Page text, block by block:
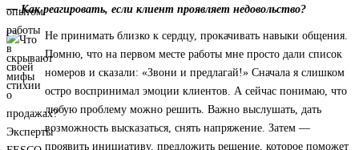
— Как реагировать, если клиент проявляет недовольство?
Не принимать близко к сердцу, прокачивать навыки общения.
Помню, что на первом месте работы мне просто дали список
номеров и сказали: «Звони и предлагай!» Сначала я слишком
остро воспринимал эмоции клиентов. А сейчас понимаю, что
любую проблему можно решить. Важно выслушать, дать
возможность высказаться, снять напряжение. Затем —
проявить инициативу, предложить решение, которое поможет